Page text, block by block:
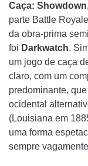
Caça: Showdown
parte Battle
da obra-prima
foi Darkwatch.
um jogo de caça
claro, com um
predominante,
ocidental
(Louisiana em
uma forma
sempre